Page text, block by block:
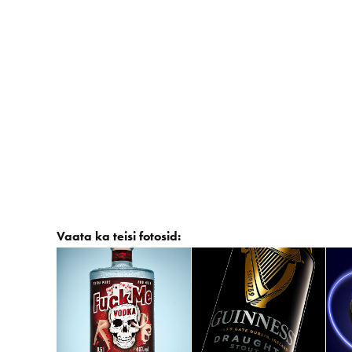
Vaata ka teisi fotosid:
Apricot Vodka Guiness